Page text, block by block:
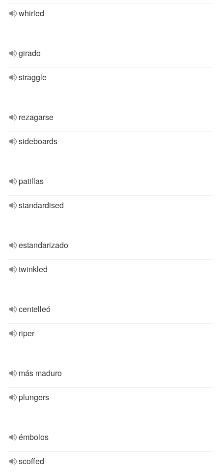
whirled
girado
straggle
rezagarse
sideboards
patillas
standardised
estandarizado
twinkled
centelleó
riper
más maduro
plungers
émbolos
scoffed